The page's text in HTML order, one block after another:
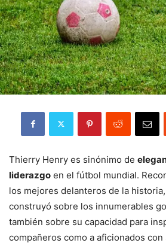
Thierry Henry es sinónimo de
liderazgo en el fútbol mundial.
los mejores delanteros de la
construyó sobre los innumerables
también sobre su capacidad para
compañeros como a aficionados